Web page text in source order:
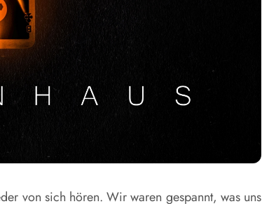
von sich hören. Wir waren gespannt, was uns